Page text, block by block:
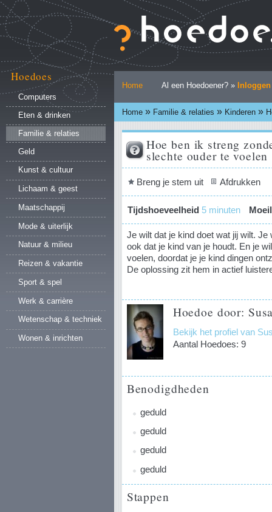
naar
inhoud.
Ga
naar
navigatie
Persoonlijke
hulpmiddelen
Home Al een Hoedoener? » Inloggen
Home » Familie & relaties » Kinderen »
Hoedoes
Computers
Eten & drinken
Familie & relaties
Geld
Kunst & cultuur
Lichaam & geest
Maatschappij
Mode & uiterlijk
Natuur & milieu
Reizen & vakantie
Sport & spel
Werk & carrière
Wetenschap & techniek
Wonen & inrichten
Hoe ben ik streng
slechte ouder te voelen
Document
Breng je stem uit Afdrukken
Tijdshoeveelheid 5 minuten
Je wilt dat je kind doet wat jij wilt.
ook dat je kind van je houdt. En je
voelen, doordat je je kind dingen
De oplossing zit hem in actief
Hoedoe door:
Bekijk het profiel van
Aantal Hoedoes: 9
Benodigdheden
geduld
geduld
geduld
geduld
Stappen